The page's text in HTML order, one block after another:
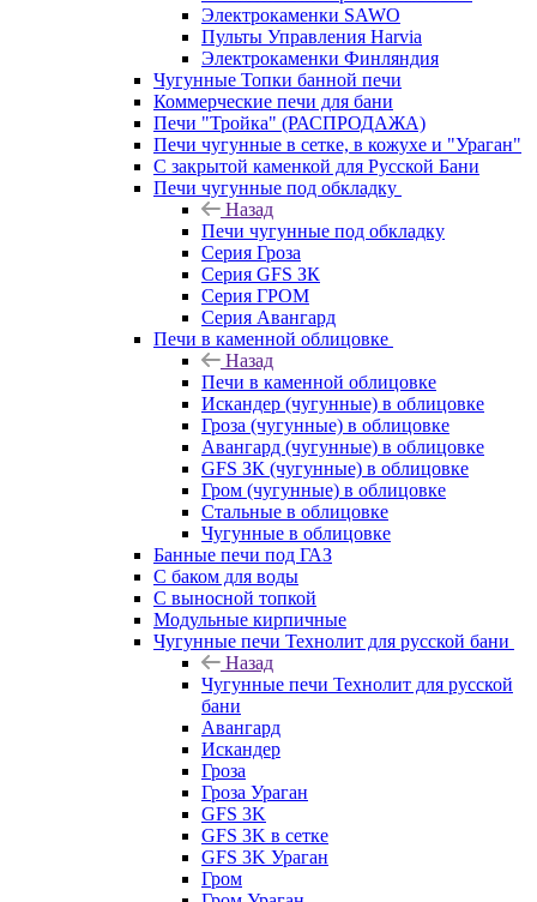
Электрокаменки SAWO
Пульты Управления Harvia
Электрокаменки Финляндия
Чугунные Топки банной печи
Коммерческие печи для бани
Печи "Тройка" (РАСПРОДАЖА)
Печи чугунные в сетке, в кожухе и "Ураган"
С закрытой каменкой для Русской Бани
Печи чугунные под обкладку
Назад
Печи чугунные под обкладку
Серия Гроза
Серия GFS ЗК
Серия ГРОМ
Серия Авангард
Печи в каменной облицовке
Назад
Печи в каменной облицовке
Искандер (чугунные) в облицовке
Гроза (чугунные) в облицовке
Авангард (чугунные) в облицовке
GFS ЗК (чугунные) в облицовке
Гром (чугунные) в облицовке
Стальные в облицовке
Чугунные в облицовке
Банные печи под ГАЗ
С баком для воды
С выносной топкой
Модульные кирпичные
Чугунные печи Технолит для русской бани
Назад
Чугунные печи Технолит для русской
бани
Авангард
Искандер
Гроза
Гроза Ураган
GFS 3K
GFS 3K в сетке
GFS 3K Ураган
Гром